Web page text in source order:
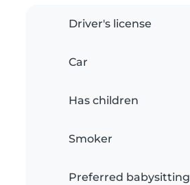
Driver's license
Car
Has children
Smoker
Preferred babysitting